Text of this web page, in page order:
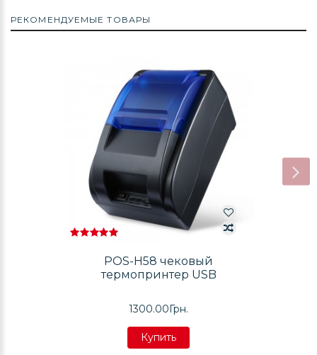
РЕКОМЕНДУЕМЫЕ ТОВАРЫ
POS-H58 чековый
термопринтер USB
1300.00Грн.
Купить
Купить